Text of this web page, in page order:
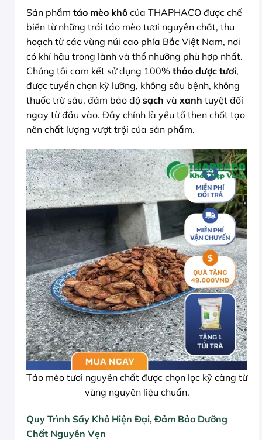
Sản phẩm táo mèo khô của THAPHACO được chế
biến từ những trái táo mèo tươi nguyên chất, thu
hoạch từ các vùng núi cao phía Bắc Việt Nam, nơi
có khí hậu trong lành và thổ nhưỡng phù hợp nhất.
Chúng tôi cam kết sử dụng 100% thảo dược tươi,
được tuyển chọn kỹ lưỡng, không sâu bệnh, không
thuốc trừ sâu, đảm bảo độ sạch và xanh tuyệt đối
ngay từ đầu vào. Đây chính là yếu tố then chốt tạo
nên chất lượng vượt trội của sản phẩm.
Táo mèo tươi nguyên chất được chọn lọc kỹ càng từ
vùng nguyên liệu chuẩn.
Quy Trình Sấy Khô Hiện Đại, Đảm Bảo Dưỡng
Chất Nguyên Vẹn